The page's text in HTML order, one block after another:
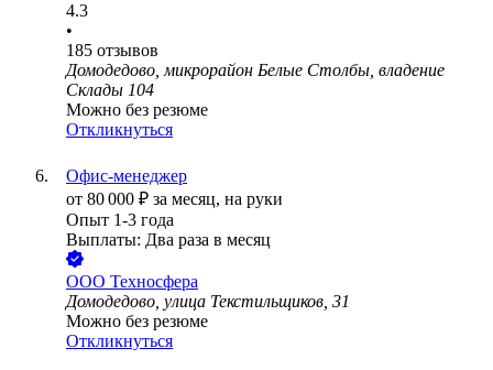
4.3
•
185 отзывов
Домодедово, микрорайон Белые Столбы, владение
Склады 104
Можно без резюме
Откликнуться
Офис-менеджер
от 80 000 ₽ за месяц, на руки
Опыт 1-3 года
Выплаты: Два раза в месяц
ООО Техносфера
Домодедово, улица Текстильщиков, 31
Можно без резюме
Откликнуться